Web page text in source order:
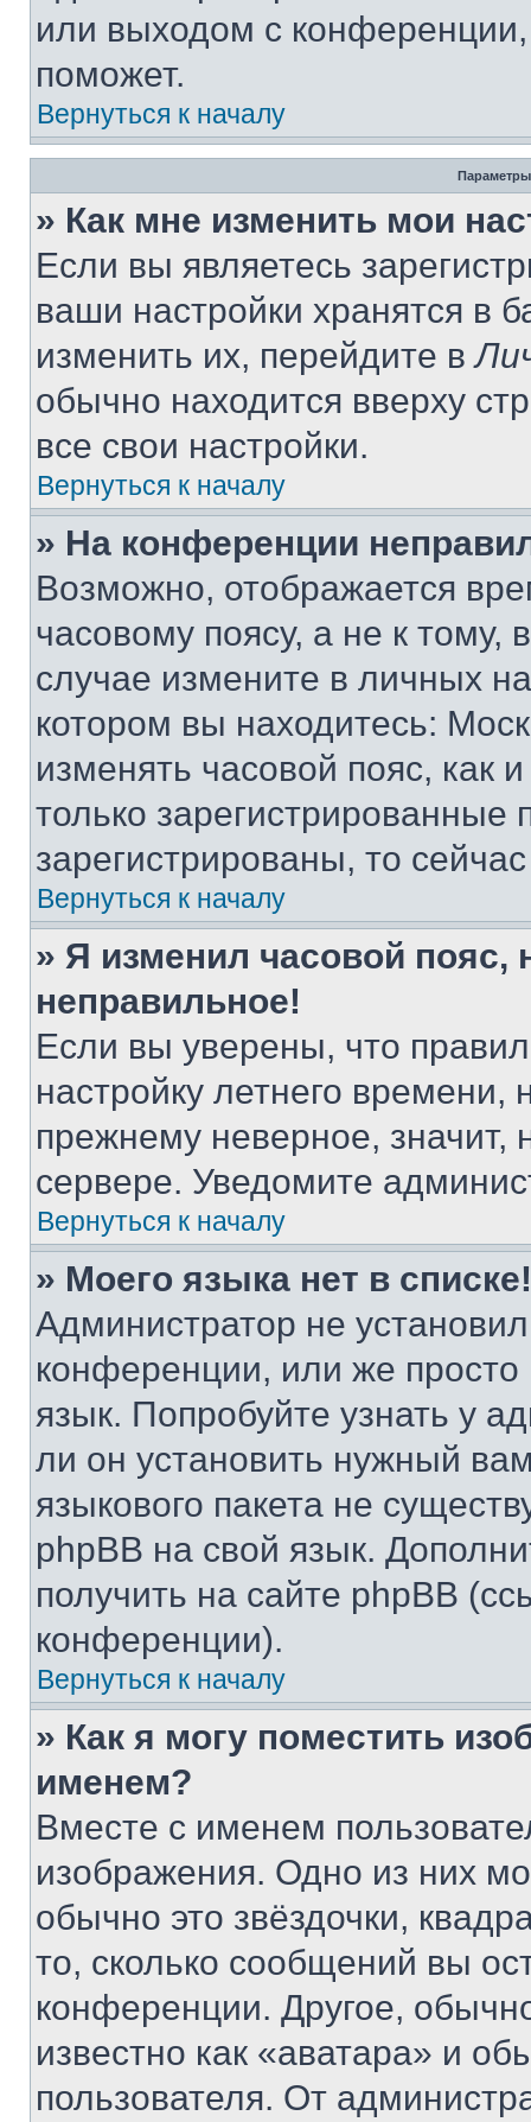
или выходом с
поможет.
Вернуться к началу
Параметры
» Как мне изменить мои
Если вы являетесь
ваши настройки хранятся в
изменить их, перейдите в
обычно находится вверху
все свои настройки.
Вернуться к началу
» На конференции
Возможно, отображается
часовому поясу, а не к тому,
случае измените в личных
котором вы находитесь:
изменять часовой пояс, как
только
зарегистрированы, то
Вернуться к началу
» Я изменил часовой пояс,
неправильное!
Если вы уверены, что
настройку летнего
прежнему неверное, значит,
сервере. Уведомите
Вернуться к началу
» Моего языка нет в списке!
Администратор не
конференции, или же
язык. Попробуйте узнать у
ли он установить нужный
языкового пакета не
phpBB на свой язык.
получить на сайте phpBB
конференции).
Вернуться к началу
» Как я могу поместить
именем?
Вместе с именем
изображения. Одно из них
обычно это звёздочки,
то, сколько сообщений вы
конференции. Другое,
известно как «аватара» и
пользователя. От